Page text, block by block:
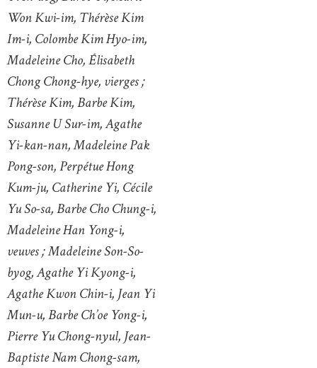
Won Kwi-im, Thérèse Kim
Im-i, Colombe Kim Hyo-im,
Madeleine Cho, Élisabeth
Chong Chong-hye, vierges ;
Thérèse Kim, Barbe Kim,
Susanne U Sur-im, Agathe
Yi-kan-nan, Madeleine Pak
Pong-son, Perpétue Hong
Kum-ju, Catherine Yi, Cécile
Yu So-sa, Barbe Cho Chung-i,
Madeleine Han Yong-i,
veuves ; Madeleine Son-So-
byog, Agathe Yi Kyong-i,
Agathe Kwon Chin-i, Jean Yi
Mun-u, Barbe Ch’oe Yong-i,
Pierre Yu Chong-nyul, Jean-
Baptiste Nam Chong-sam,